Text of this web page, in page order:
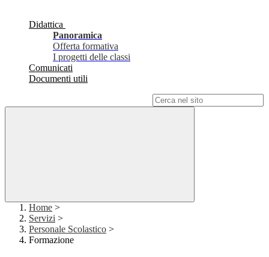
Didattica
Panoramica
Offerta formativa
I progetti delle classi
Comunicati
Documenti utili
Home >
Servizi >
Personale Scolastico >
Formazione